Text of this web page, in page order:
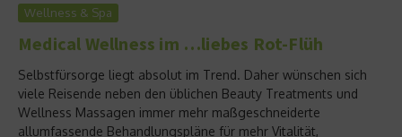
Wellness & Spa
Medical Wellness im …liebes Rot-Flüh
Selbstfürsorge liegt absolut im Trend. Daher wünschen sich
viele Reisende neben den üblichen Beauty Treatments und
Wellness Massagen immer mehr maßgeschneiderte
allumfassende Behandlungspläne für mehr Vitalität,